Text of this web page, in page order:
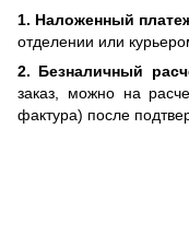
1. Наложенный
отделении или
2. Безналичный
заказ, можно на
фактура) после